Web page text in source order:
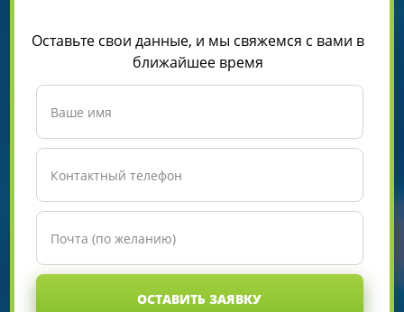
Оставьте свои данные, и мы свяжемся с вами в
ближайшее время
ОСТАВИТЬ ЗАЯВКУ